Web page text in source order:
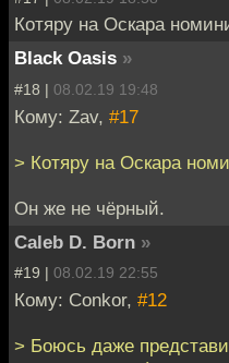
Котяру на Оскара
Black Oasis »
#18 | 08.02.19 19:48
Кому: Zav, #17
> Котяру на Оскара
Он же не чёрный.
Caleb D. Born »
#19 | 08.02.19 22:55
Кому: Conkor, #12
> Боюсь даже